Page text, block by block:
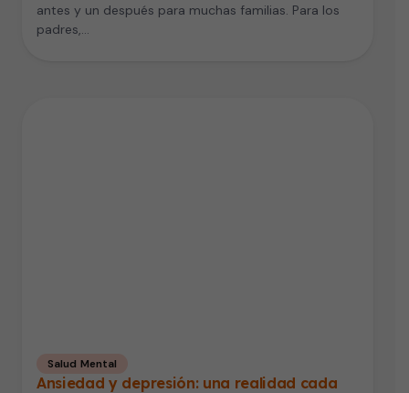
antes y un después para muchas familias. Para los
padres,…
Salud Mental
Ansiedad y depresión: una realidad cada